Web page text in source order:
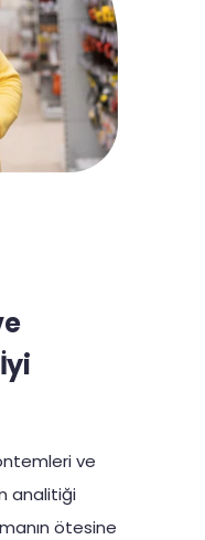
ve
analitiği
ötesine